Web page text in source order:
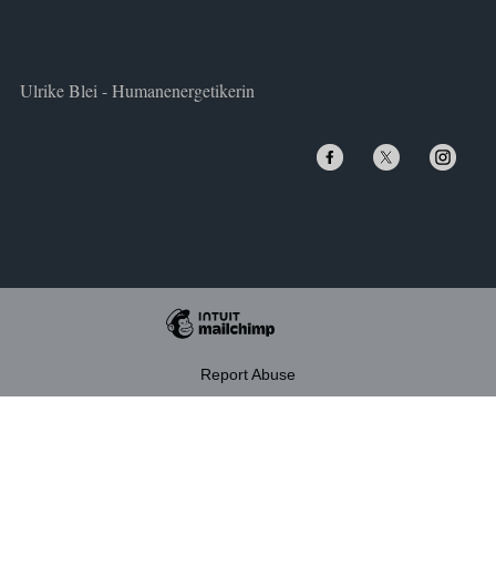
Ulrike Blei - Humanenergetikerin
Report Abuse